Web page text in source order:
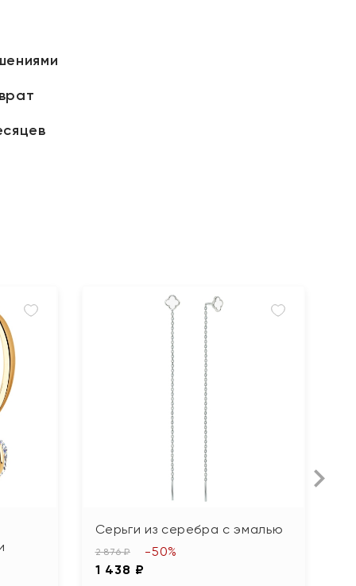
Серьги из серебра с эмалью
2 876 ₽
1 438 ₽
-50%